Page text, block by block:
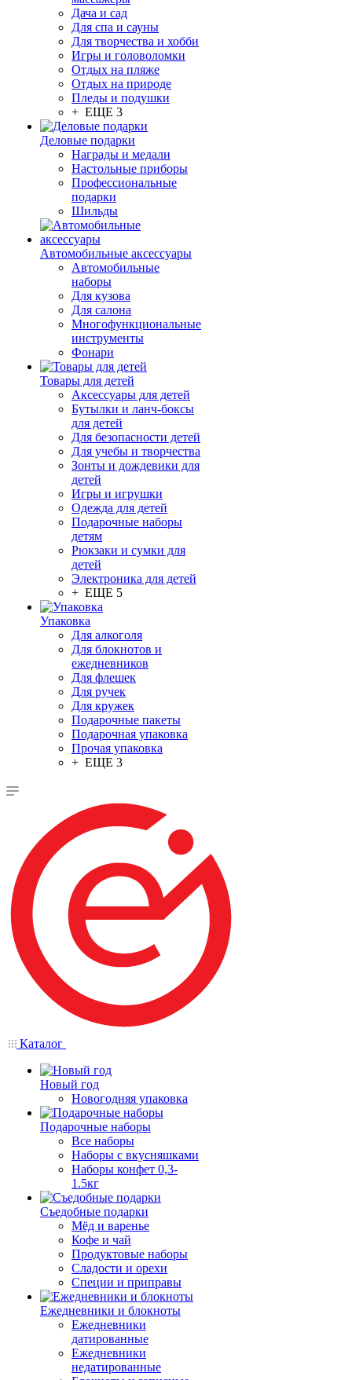
Дача и сад
Для спа и сауны
Для творчества и хобби
Игры и головоломки
Отдых на пляже
Отдых на природе
Пледы и подушки
+ ЕЩЕ 3
Деловые подарки
Награды и медали
Настольные приборы
Профессиональные
подарки
Шильды
Автомобильные аксессуары
Автомобильные
наборы
Для кузова
Для салона
Многофункциональные
инструменты
Фонари
Товары для детей
Аксессуары для детей
Бутылки и ланч-боксы
для детей
Для безопасности детей
Для учебы и творчества
Зонты и дождевики для
детей
Игры и игрушки
Одежда для детей
Подарочные наборы
детям
Рюкзаки и сумки для
детей
Электроника для детей
+ ЕЩЕ 5
Упаковка
Для алкоголя
Для блокнотов и
ежедневников
Для флешек
Для ручек
Для кружек
Подарочные пакеты
Подарочная упаковка
Прочая упаковка
+ ЕЩЕ 3
Каталог
Новый год
Новогодняя упаковка
Подарочные наборы
Все наборы
Наборы с вкусняшками
Наборы конфет 0,3-
1.5кг
Съедобные подарки
Мёд и варенье
Кофе и чай
Продуктовые наборы
Сладости и орехи
Специи и приправы
Ежедневники и блокноты
Ежедневники
датированные
Ежедневники
недатированные